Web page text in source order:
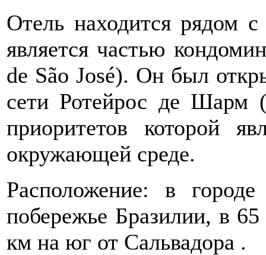
Отель находится рядом
является частью
de São José). Он был
сети Ротейрос де Шарм
приоритетов которой
окружающей среде.
Расположение: в
побережье Бразилии, в
км на юг от Сальвадора .